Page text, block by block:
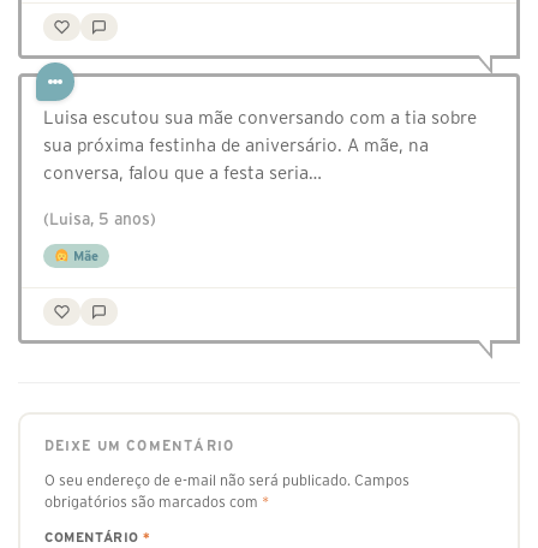
Luisa escutou sua mãe conversando com a tia sobre
sua próxima festinha de aniversário. A mãe, na
conversa, falou que a festa seria…
(Luisa, 5 anos)
Mãe
DEIXE UM COMENTÁRIO
O seu endereço de e-mail não será publicado. Campos
obrigatórios são marcados com *
COMENTÁRIO *